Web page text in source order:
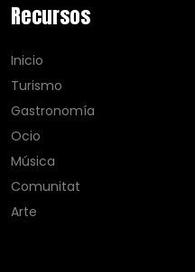
Recursos
Inicio
Turismo
Gastronomía
Ocio
Música
Comunitat
Arte